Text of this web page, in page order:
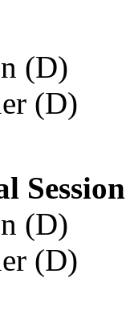
(D)
(D)
Session
(D)
(D)